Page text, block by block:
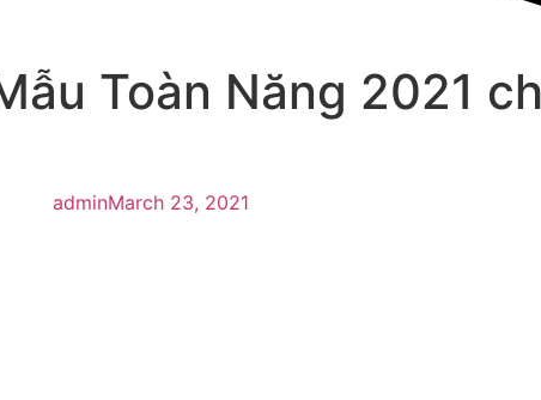
Toàn Năng 2021
adminMarch 23, 2021